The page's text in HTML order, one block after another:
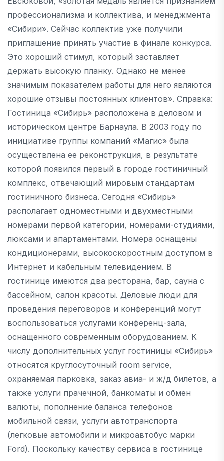
профессионализма и коллектива, и менеджмента
«Сибири». Сейчас коллектив уже получили
приглашение принять участие в финале конкурса.
Это хороший стимул, который заставляет
держать высокую планку. Однако не менее
значимым показателем работы для него являются
хорошие отзывы постоянных клиентов». Справка:
Гостиница «Сибирь» расположена в деловом и
историческом центре Барнаула. В 2003 году по
инициативе группы компаний «Магис» была
осуществлена ее реконструкция, в результате
которой появился первый в городе гостиничный
комплекс, отвечающий мировым стандартам
гостиничного бизнеса. Сегодня «Сибирь»
располагает одноместными и двухместными
номерами первой категории, номерами-студиями,
люксами и апартаментами. Номера оснащены
кондиционерами, высокоскоростным доступом в
Интернет и кабельным телевидением. В
гостинице имеются два ресторана, бар, сауна с
бассейном, салон красоты. Деловые люди для
проведения переговоров и конференций могут
воспользоваться услугами конференц-зала,
оснащенного современным оборудованием. К
числу дополнительных услуг гостиницы «Сибирь»
относятся круглосуточный room service,
охраняемая парковка, заказ авиа- и ж/д билетов, а
также услуги прачечной, банкоматы и обмен
валюты, пополнение баланса телефонов
мобильной связи, услуги автотранспорта
(легковые автомобили и микроавтобус марки
Ford). Поскольку качеству сервиса в гостинице